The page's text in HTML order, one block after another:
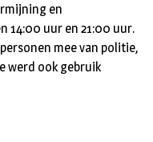
en
14:00 uur en 21:00 uur.
mee van politie,
werd ook gebruik